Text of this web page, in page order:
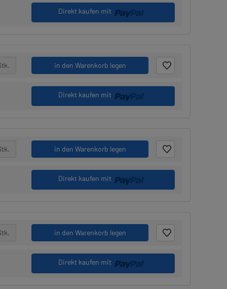
Direkt kaufen mit
in den Warenkorb legen
Direkt kaufen mit
in den Warenkorb legen
Direkt kaufen mit
in den Warenkorb legen
Direkt kaufen mit